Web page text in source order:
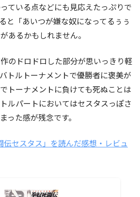
ている点などにも見応えたっぷりで
と「あいつが嫌な奴になってるぅぅ
あるかもしれません。
のドロドロした部分が思いっきり軽
トルトーナメントで優勝者に褒美が
トーナメントに負けても死ぬことは
ルパートにおいてはセスタスっぽさ
った感が残念です。
伝セスタス」を読んだ感想・レビュ